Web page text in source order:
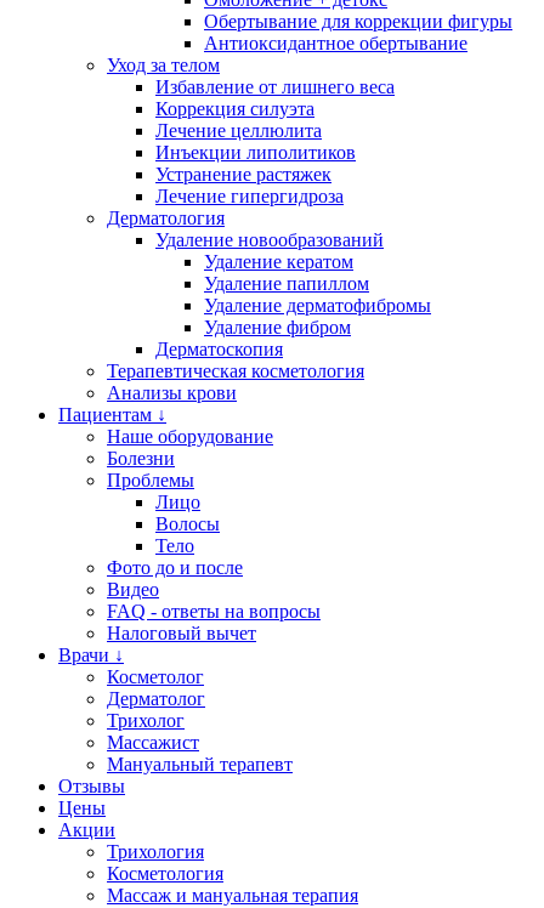
Обертывание для коррекции фигуры
Антиоксидантное обертывание
Уход за телом
Избавление от лишнего веса
Коррекция силуэта
Лечение целлюлита
Инъекции липолитиков
Устранение растяжек
Лечение гипергидроза
Дерматология
Удаление новообразований
Удаление кератом
Удаление папиллом
Удаление дерматофибромы
Удаление фибром
Дерматоскопия
Терапевтическая косметология
Анализы крови
Пациентам ↓
Наше оборудование
Болезни
Проблемы
Лицо
Волосы
Тело
Фото до и после
Видео
FAQ - ответы на вопросы
Налоговый вычет
Врачи ↓
Косметолог
Дерматолог
Трихолог
Массажист
Мануальный терапевт
Отзывы
Цены
Акции
Трихология
Косметология
Массаж и мануальная терапия